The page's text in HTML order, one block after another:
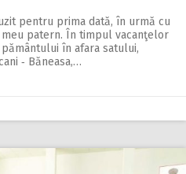
pentru prima dată, în urmă cu
patern. În timpul vacanţelor
în afara satului,
‑ Băneasa,…